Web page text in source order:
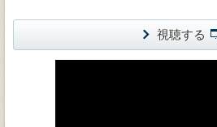
視聴する